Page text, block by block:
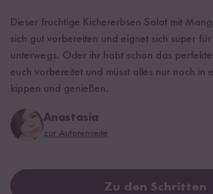
Dieser fruchtige Kichererbsen Salat mit
sich gut vorbereiten und eignet sich super
unterwegs. Oder ihr habt schon das
euch vorbereitet und müsst alles nur noch in
kippen und genießen.
Anastasia
zur Autorenseite
Zu den Schritten